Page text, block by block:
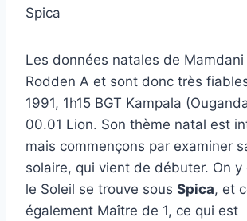
Spica
Les données natales de
Rodden A et sont donc très
1991, 1h15 BGT Kampala
00.01 Lion. Son thème natal est
mais commençons par examiner
solaire, qui vient de débuter. On y
le Soleil se trouve sous Spica, et
également Maître de 1, ce qui est